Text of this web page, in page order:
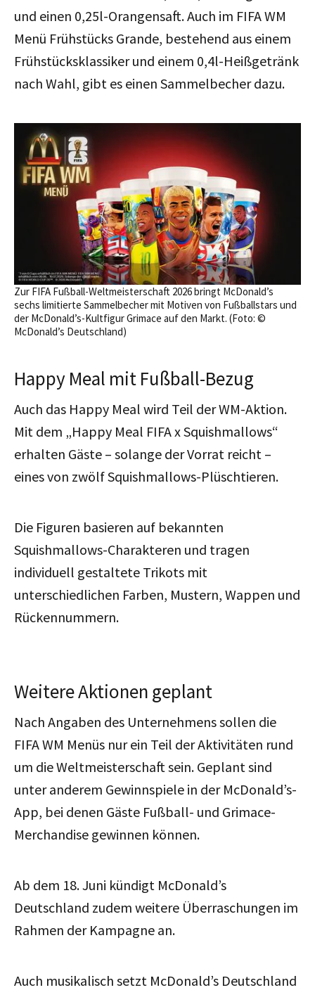
und einen 0,25l-Orangensaft. Auch im FIFA WM
Menü Frühstücks Grande, bestehend aus einem
Frühstücksklassiker und einem 0,4l-Heißgetränk
nach Wahl, gibt es einen Sammelbecher dazu.
Zur FIFA Fußball-Weltmeisterschaft 2026 bringt McDonald’s
sechs limitierte Sammelbecher mit Motiven von Fußballstars und
der McDonald’s-Kultfigur Grimace auf den Markt. (Foto: ©
McDonald’s Deutschland)
Happy Meal mit Fußball-Bezug
Auch das Happy Meal wird Teil der WM-Aktion.
Mit dem „Happy Meal FIFA x Squishmallows“
erhalten Gäste – solange der Vorrat reicht –
eines von zwölf Squishmallows-Plüschtieren.
Die Figuren basieren auf bekannten
Squishmallows-Charakteren und tragen
individuell gestaltete Trikots mit
unterschiedlichen Farben, Mustern, Wappen und
Rückennummern.
Weitere Aktionen geplant
Nach Angaben des Unternehmens sollen die
FIFA WM Menüs nur ein Teil der Aktivitäten rund
um die Weltmeisterschaft sein. Geplant sind
unter anderem Gewinnspiele in der McDonald’s-
App, bei denen Gäste Fußball- und Grimace-
Merchandise gewinnen können.
Ab dem 18. Juni kündigt McDonald’s
Deutschland zudem weitere Überraschungen im
Rahmen der Kampagne an.
Auch musikalisch setzt McDonald’s Deutschland